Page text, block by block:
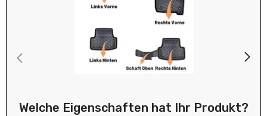
Welche Eigenschaften hat Ihr Produkt?